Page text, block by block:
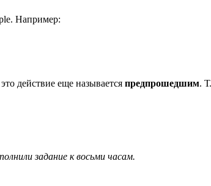
Например:
действие еще называется предпрошедшим.
задание к восьми часам.